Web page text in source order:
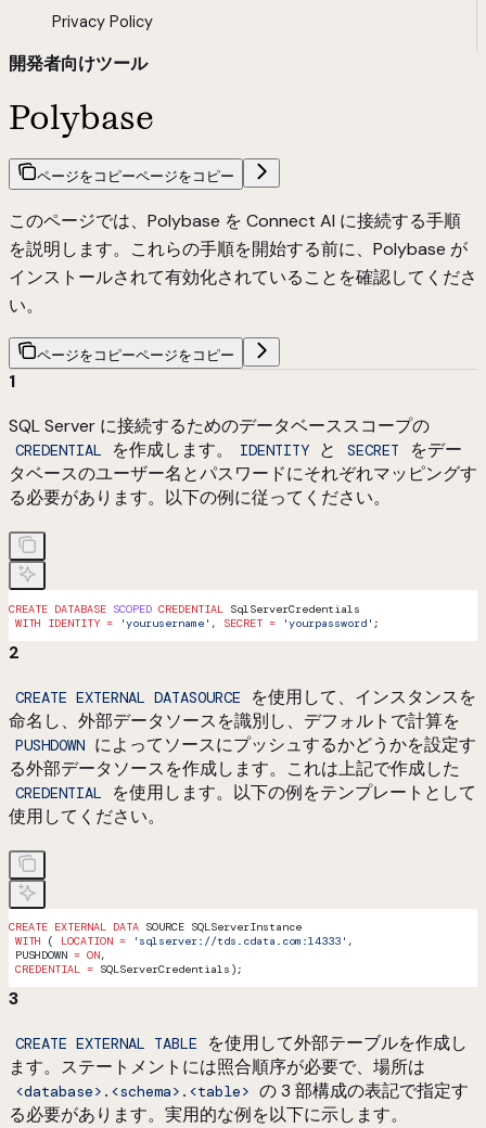
Privacy Policy
開発者向けツール
Polybase
ページをコピーページをコピー
このページでは、Polybase を Connect AI に接続する手順
を説明します。これらの手順を開始する前に、Polybase が
インストールされて有効化されていることを確認してくださ
い。
ページをコピーページをコピー
1
SQL Server に接続するためのデータベーススコープの
CREDENTIAL を作成します。 IDENTITY と SECRET
をデー
タベースのユーザー名とパスワードにそれぞれマッピングす
る必要があります。以下の例に従ってください。
CREATE DATABASE SCOPED CREDENTIAL SqlServerCredentials
WITH IDENTITY = 'yourusername' , SECRET = 'yourpassword' ;
2
CREATE EXTERNAL DATASOURCE
を使用して、インスタンスを
命名し、外部データソースを識別し、デフォルトで計算を
PUSHDOWN によってソースにプッシュするかどうかを設定す
る外部データソースを作成します。これは上記で作成した
CREDENTIAL
を使用します。以下の例をテンプレートとして
使用してください。
CREATE EXTERNAL DATA SOURCE SQLServerInstance
WITH ( LOCATION = 'sqlserver://tds.cdata.com:14333' ,
PUSHDOWN = ON,
CREDENTIAL = SQLServerCredentials);
3
CREATE EXTERNAL TABLE
を使用して外部テーブルを作成し
ます。ステートメントには照合順序が必要で、場所は
<database>.<schema>.<table> の 3 部構成の表記で指定す
る必要があります。実用的な例を以下に示します。